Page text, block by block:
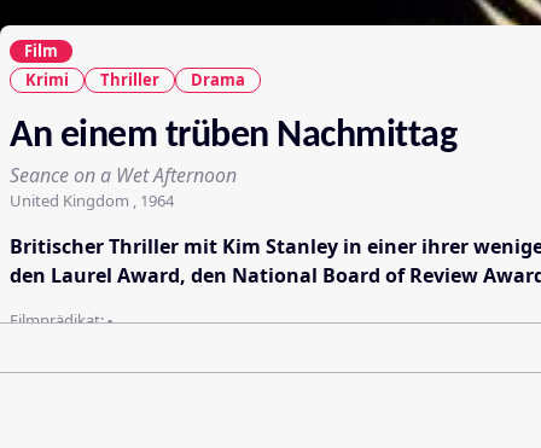
Film
Krimi
Thriller Drama
An einem trüben Nachmittag
Seance on a Wet Afternoon
United Kingdom , 1964
Britischer Thriller mit Kim Stanley in einer ihrer
den Laurel Award, den National Board of Review
Filmprädikat:-